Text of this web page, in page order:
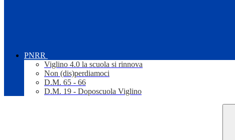
PNRR
Viglino 4.0 la scuola si rinnova
Non (dis)perdiamoci
D.M. 65 - 66
D.M. 19 - Doposcuola Viglino